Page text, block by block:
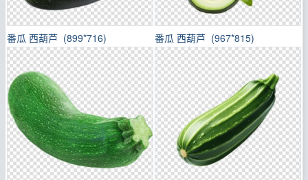
番瓜 西葫芦 (899*716) 番瓜 西葫芦 (967*815)